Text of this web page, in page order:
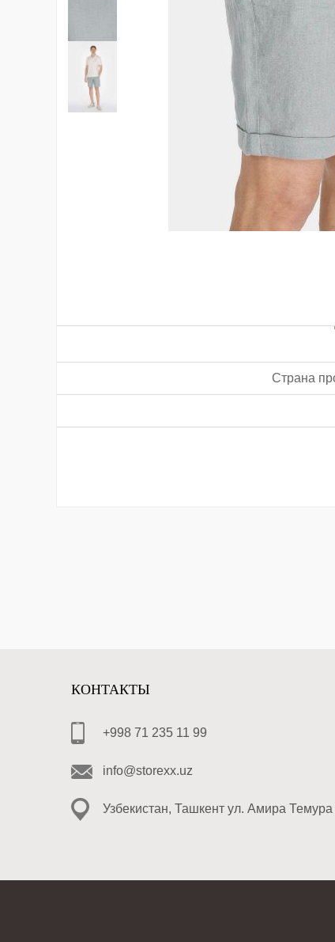
Страна
КОНТАКТЫ
+998 71 235 11 99
info@storexx.uz
Узбекистан, Ташкент ул. Амира Темура